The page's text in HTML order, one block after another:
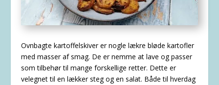
Ovnbagte kartoffelskiver er nogle lækre bløde kartofler
med masser af smag. De er nemme at lave og passer
som tilbehør til mange forskellige retter. Dette er
velegnet til en lækker steg og en salat. Både til hverdag